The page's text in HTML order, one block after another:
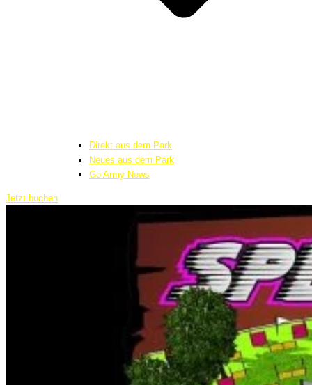
Direkt aus dem Park
Neues aus dem Park
Go Army News
Jetzt buchen